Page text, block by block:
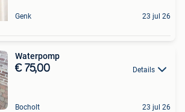
Genk 23 jul 26
Waterpomp
€ 75,00 Details
Bocholt 23 jul 26